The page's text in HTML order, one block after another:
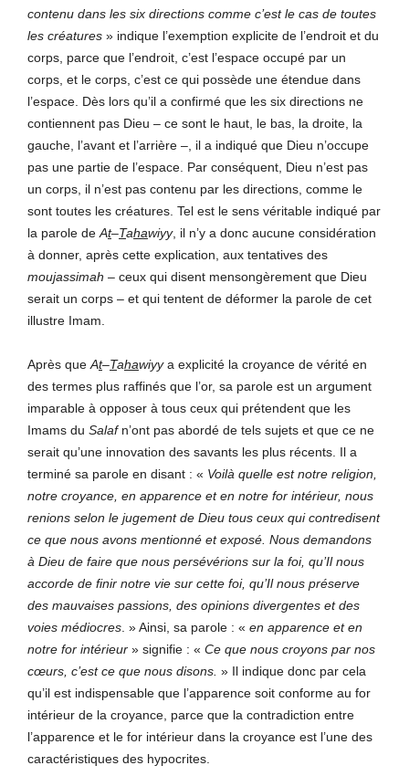
contenu dans les six directions comme c’est le cas de toutes
les créatures » indique l’exemption explicite de l’endroit et du
corps, parce que l’endroit, c’est l’espace occupé par un
corps, et le corps, c’est ce qui possède une étendue dans
l’espace. Dès lors qu’il a confirmé que les six directions ne
contiennent pas Dieu – ce sont le haut, le bas, la droite, la
gauche, l’avant et l’arrière –, il a indiqué que Dieu n’occupe
pas une partie de l’espace. Par conséquent, Dieu n’est pas
un corps, il n’est pas contenu par les directions, comme le
sont toutes les créatures. Tel est le sens véritable indiqué par
la parole de At–Tahawiyy, il n’y a donc aucune considération
à donner, après cette explication, aux tentatives des
moujassimah – ceux qui disent mensongèrement que Dieu
serait un corps – et qui tentent de déformer la parole de cet
illustre Imam.
Après que At–Tahawiyya explicité la croyance de vérité en
des termes plus raffinés que l’or, sa parole est un argument
imparable à opposer à tous ceux qui prétendent que les
Imams du Salafn’ont pas abordé de tels sujets et que ce ne
serait qu’une innovation des savants les plus récents. Il a
terminé sa parole en disant : « Voilà quelle est notre religion,
notre croyance, en apparence et en notre for intérieur, nous
renions selon le jugement de Dieu tous ceux qui contredisent
ce que nous avons mentionné et exposé. Nous demandons
à Dieu de faire que nous persévérions sur la foi, qu’Il nous
accorde de finir notre vie sur cette foi, qu’Il nous préserve
des mauvaises passions, des opinions divergentes et des
voies médiocres . » Ainsi, sa parole : « en apparence et en
notre for intérieur » signifie : « Ce que nous croyons par nos
cœurs, c’est ce que nous disons. » Il indique donc par cela
qu’il est indispensable que l’apparence soit conforme au for
intérieur de la croyance, parce que la contradiction entre
l’apparence et le for intérieur dans la croyance est l’une des
caractéristiques des hypocrites.